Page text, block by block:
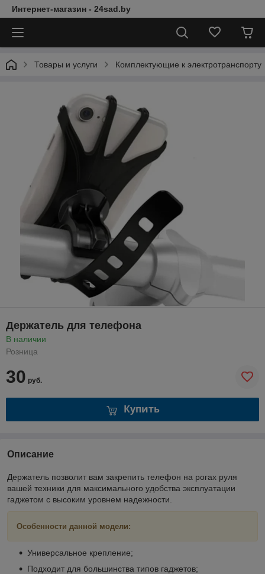
Интернет-магазин - 24sad.by
Товары и услуги Комплектующие к электротранспорту
Держатель для телефона
В наличии
Розница
30 руб.
Купить
Описание
Держатель позволит вам закрепить телефон на рогах руля
вашей техники для максимального удобства эксплуатации
гаджетом с высоким уровнем надежности.
Особенности данной модели:
Универсальное крепление;
Подходит для большинства типов гаджетов;